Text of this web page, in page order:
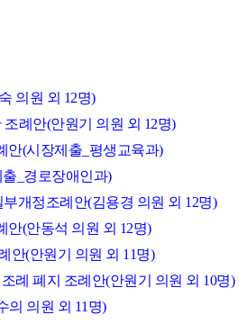
의원 외 12명)
례안(안원기 의원 외 12명)
안(시장제출_평생교육과)
_경로장애인과)
개정조례안(김용경 의원 외 12명)
안(안동석 의원 외 12명)
안(안원기 의원 외 11명)
례 폐지 조례안(안원기 의원 외 10명)
의 의원 외 11명)